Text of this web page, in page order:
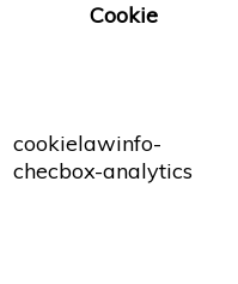
Cookie
cookielawinfo-
checbox-analytics